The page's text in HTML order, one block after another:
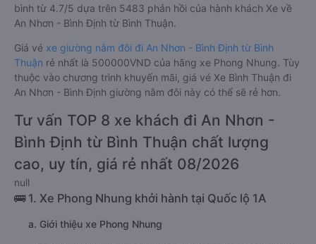
bình từ 4.7/5 dựa trên 5483 phản hồi của hành khách Xe về
An Nhơn - Bình Định từ Bình Thuận.
Giá vé xe giường nằm đôi đi An Nhơn - Bình Định từ Bình
Thuận rẻ nhất là 500000VND của hãng xe Phong Nhung. Tùy
thuộc vào chương trình khuyến mãi, giá vé Xe Bình Thuận đi
An Nhơn - Bình Định giường nằm đôi này có thể sẽ rẻ hơn.
Tư vấn TOP 8 xe khách đi An Nhơn -
Bình Định từ Bình Thuận chất lượng
cao, uy tín, giá rẻ nhất 08/2026
null
🚌 1. Xe Phong Nhung khởi hành tại Quốc lộ 1A
a. Giới thiệu xe Phong Nhung